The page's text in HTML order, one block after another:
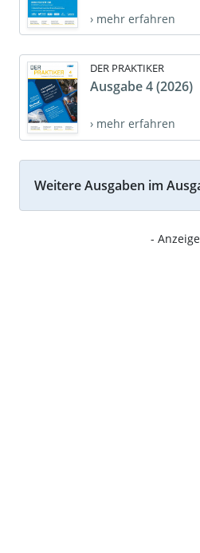
› mehr erfahren
DER PRAKTIKER
Ausgabe 4 (2026)
› mehr erfahren
Weitere Ausgaben im
-